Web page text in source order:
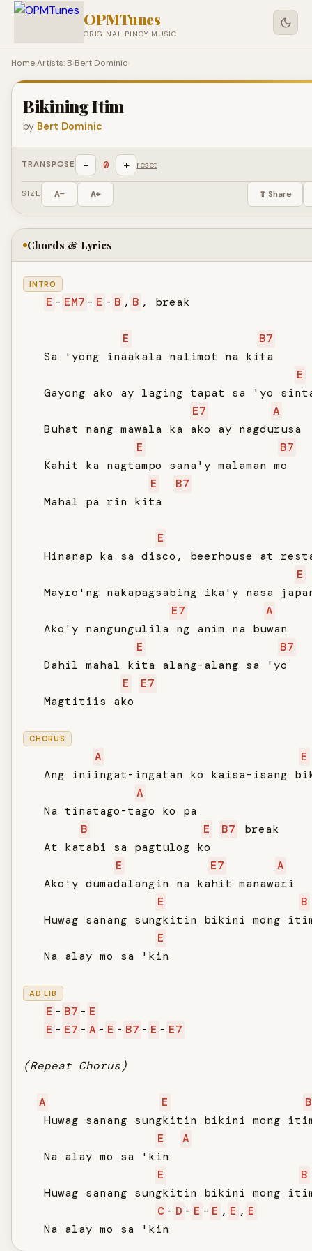
OPMTunes
ORIGINAL PINOY MUSIC
Home›Artists: B›Bert Dominic›
Bikining Itim
by Bert Dominic
TRANSPOSE − 0 + reset
SIZE A− A+ ⇪ Share
Chords & Lyrics
INTRO
E - EM7 - E - B , B , break
E
B7
   Sa 'yong inaakala nalimot na kita
E
Gayong ako ay laging tapat sa 'yo
E7
A
   Buhat nang mawala ka ako ay nagdurusa
E
B7
   Kahit ka nagtampo sana'y malaman mo
E
B7
   Mahal pa rin kita
E
Hinanap ka sa disco, beerhouse at
E
Mayro'ng nakapagsabing ika'y nasa
E7
A
   Ako'y nangungulila ng anim na buwan
E
B7
   Dahil mahal kita alang-alang sa 'yo
E
E7
   Magtitiis ako
CHORUS
A
E
Ang iniingat-ingatan ko kaisa-isang
A
   Na tinatago-tago ko pa
B
E B7
break
   At katabi sa pagtulog ko
E
E7
A
   Ako'y dumadalangin na kahit manawari
E
B
Huwag sanang sungkitin bikini mong
E
   Na alay mo sa 'kin
AD LIB
E - B7 - E
E - E7 - A - E - B7 - E - E7
(Repeat Chorus)
A E
B
Huwag sanang sungkitin bikini mong
E
A
   Na alay mo sa 'kin
E
B
Huwag sanang sungkitin bikini mong
C - D - E - E , E , E
   Na alay mo sa 'kin